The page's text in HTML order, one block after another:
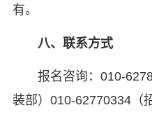
有。
八、联系方式
报名咨询：010-
装部）010-62770334（